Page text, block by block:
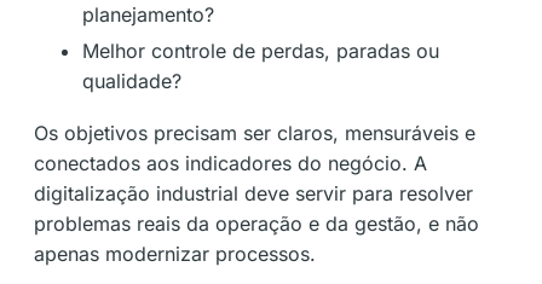
planejamento?
Melhor controle de perdas, paradas ou
qualidade?
Os objetivos precisam ser claros, mensuráveis e
conectados aos indicadores do negócio. A
digitalização industrial deve servir para resolver
problemas reais da operação e da gestão, e não
apenas modernizar processos.